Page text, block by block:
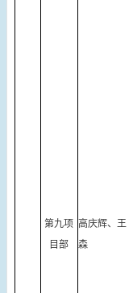
第九项
目部
高庆辉、王
森